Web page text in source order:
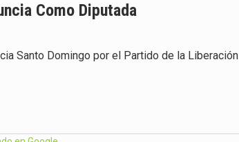
Como Diputada
Santo Domingo por el Partido de la Liberación